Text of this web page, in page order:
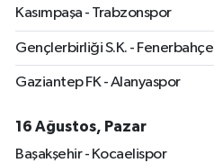
Kasımpaşa - Trabzonspor
Gençlerbirliği S.K. - Fenerbahçe
Gaziantep FK - Alanyaspor
16 Ağustos, Pazar
Başakşehir - Kocaelispor